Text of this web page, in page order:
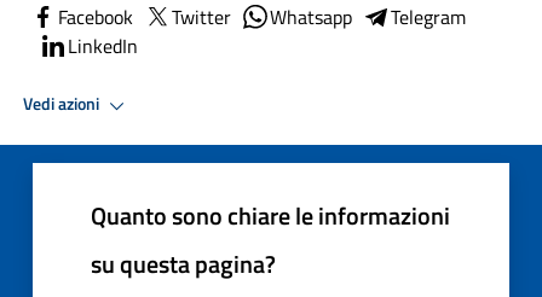
Facebook Twitter Whatsapp
Telegram
LinkedIn
Vedi azioni
Quanto sono chiare le informazioni
su questa pagina?